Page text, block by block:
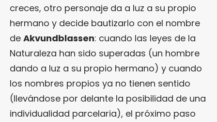
creces, otro personaje da a luz a su propio
hermano y decide bautizarlo con el nombre
de Akvundblassen: cuando las leyes de la
Naturaleza han sido superadas (un hombre
dando a luz a su propio hermano) y cuando
los nombres propios ya no tienen sentido
(llevándose por delante la posibilidad de una
individualidad parcelaria), el próximo paso